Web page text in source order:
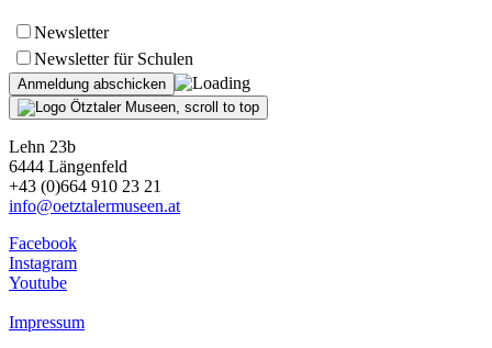
Newsletter
Newsletter für Schulen
Lehn 23b
6444 Längenfeld
+43 (0)664 910 23 21
info@oetztalermuseen.at
Facebook
Instagram
Youtube
Impressum